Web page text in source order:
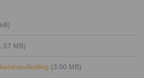
MB)
(3.00 MB)